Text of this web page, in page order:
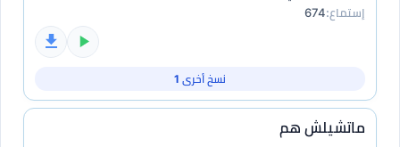
إستماع:674
نسخ أخرى 1
ماتشيلش هم